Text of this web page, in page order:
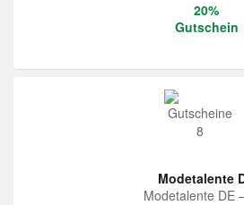
20%
Gutschein
Modetalente
Modetalente DE